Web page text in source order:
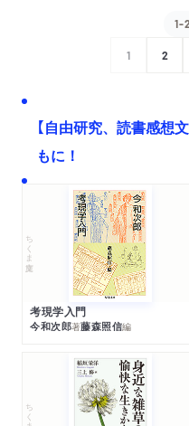
1-
1 2
【自由研究、読書感想
もに！
ちくま文庫
考現学入門
今和次郎著藤森照信編
ちくま文庫